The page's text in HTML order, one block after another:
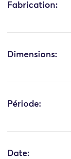
Fabrication:
Dimensions:
Période:
Date: